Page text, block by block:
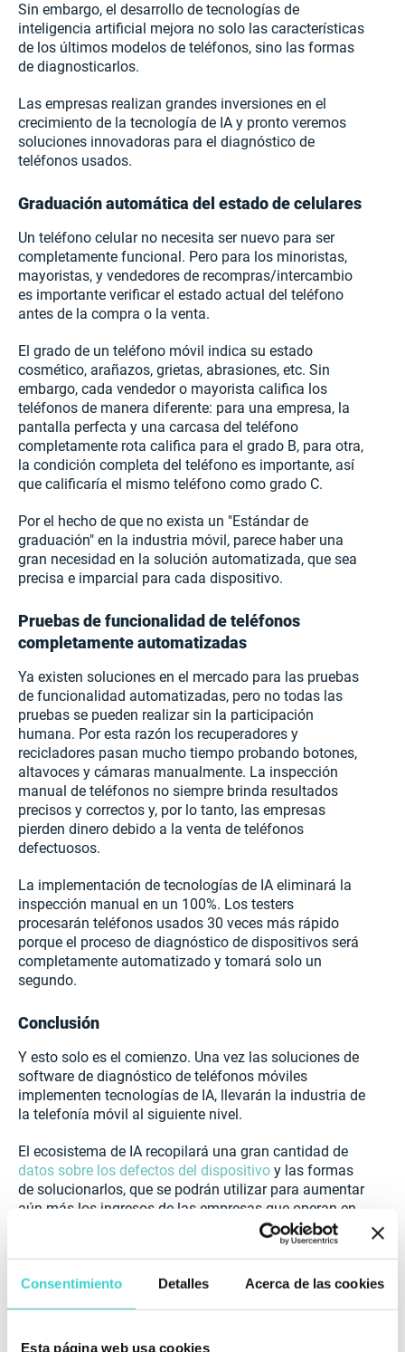
Consentimiento Detalles Acerca de las cookies
Esta página web usa cookies
Sin embargo, el desarrollo de tecnologías de
inteligencia artificial mejora no solo las características
de los últimos modelos de teléfonos, sino las formas
de diagnosticarlos.
Las empresas realizan grandes inversiones en el
crecimiento de la tecnología de IA y pronto veremos
soluciones innovadoras para el diagnóstico de
teléfonos usados.
Graduación automática del estado de celulares
Un teléfono celular no necesita ser nuevo para ser
completamente funcional. Pero para los minoristas,
mayoristas, y vendedores de recompras/intercambio
es importante verificar el estado actual del teléfono
antes de la compra o la venta.
El grado de un teléfono móvil indica su estado
cosmético, arañazos, grietas, abrasiones, etc. Sin
embargo, cada vendedor o mayorista califica los
teléfonos de manera diferente: para una empresa, la
pantalla perfecta y una carcasa del teléfono
completamente rota califica para el grado B, para otra,
la condición completa del teléfono es importante, así
que calificaría el mismo teléfono como grado C.
Por el hecho de que no exista un "Estándar de
graduación" en la industria móvil, parece haber una
gran necesidad en la solución automatizada, que sea
precisa e imparcial para cada dispositivo.
Pruebas de funcionalidad de teléfonos
completamente automatizadas
Ya existen soluciones en el mercado para las pruebas
de funcionalidad automatizadas, pero no todas las
pruebas se pueden realizar sin la participación
humana. Por esta razón los recuperadores y
recicladores pasan mucho tiempo probando botones,
altavoces y cámaras manualmente. La inspección
manual de teléfonos no siempre brinda resultados
precisos y correctos y, por lo tanto, las empresas
pierden dinero debido a la venta de teléfonos
defectuosos.
La implementación de tecnologías de IA eliminará la
inspección manual en un 100%. Los testers
procesarán teléfonos usados 30 veces más rápido
porque el proceso de diagnóstico de dispositivos será
completamente automatizado y tomará solo un
segundo.
Conclusión
Y esto solo es el comienzo. Una vez las soluciones de
software de diagnóstico de teléfonos móviles
implementen tecnologías de IA, llevarán la industria de
la telefonía móvil al siguiente nivel.
El ecosistema de IA recopilará una gran cantidad de
datos sobre los defectos del dispositivo y las formas
de solucionarlos, que se podrán utilizar para aumentar
aún más los ingresos de las empresas que operan en
el mercado secundario de teléfonos móviles.